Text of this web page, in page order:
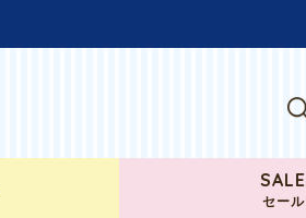
SALE
セール